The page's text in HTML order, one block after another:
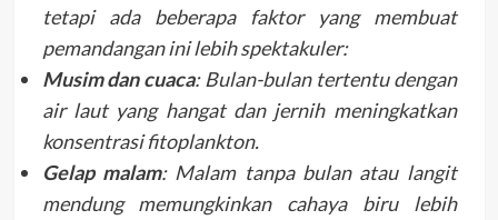
tetapi ada beberapa faktor yang membuat
pemandangan ini lebih spektakuler:
Musim dan cuaca: Bulan-bulan tertentu dengan
air laut yang hangat dan jernih meningkatkan
konsentrasi fitoplankton.
Gelap malam: Malam tanpa bulan atau langit
mendung memungkinkan cahaya biru lebih